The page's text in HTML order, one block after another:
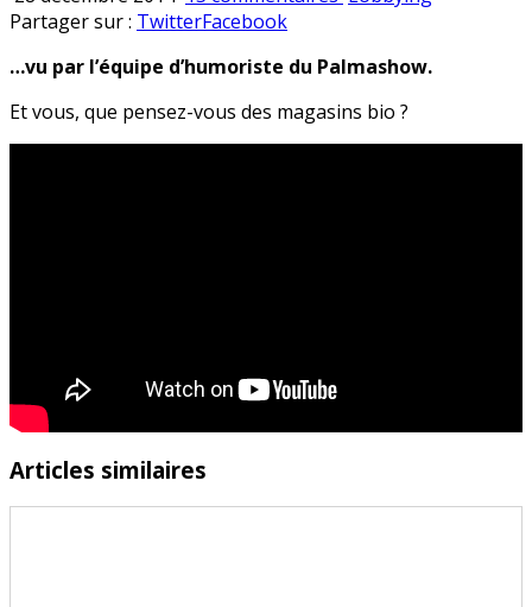
bio…
Partager sur : TwitterFacebook
…vu par l’équipe d’humoriste du Palmashow.
Et vous, que pensez-vous des magasins bio ?
Articles similaires